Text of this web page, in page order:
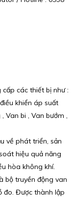
các thiết bị như :
khiển áp suất
Van bi , Van bướm ,
về phát triển, sản
hiệu quả năng
hòa không khí.
bộ truyền động van
đo. Được thành lập